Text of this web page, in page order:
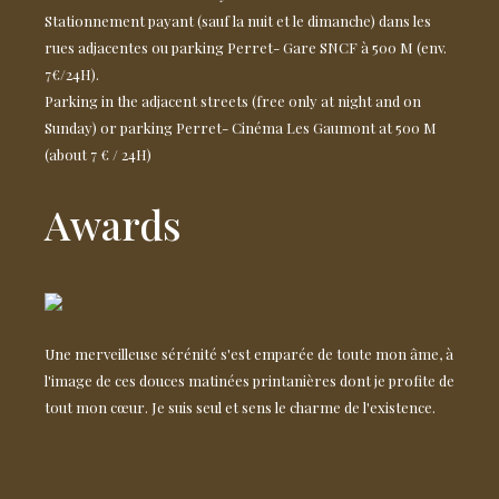
Stationnement payant (sauf la nuit et le dimanche) dans les
rues adjacentes ou parking Perret- Gare SNCF à 500 M (env.
7€/24H).
Parking in the adjacent streets (free only at night and on
Sunday) or parking Perret- Cinéma Les Gaumont at 500 M
(about 7 € / 24H)
Awards
Une merveilleuse sérénité s'est emparée de toute mon âme, à
l'image de ces douces matinées printanières dont je profite de
tout mon cœur. Je suis seul et sens le charme de l'existence.